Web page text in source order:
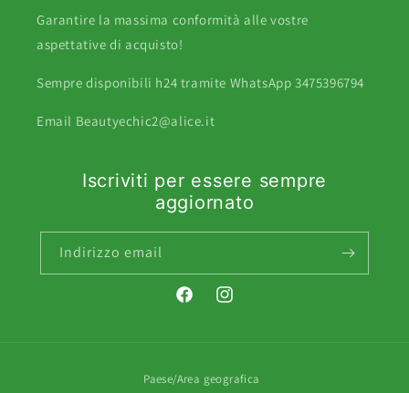
Garantire la massima conformità alle vostre
aspettative di acquisto!
Sempre disponibili h24 tramite WhatsApp 3475396794
Email Beautyechic2@alice.it
Iscriviti per essere sempre
aggiornato
Indirizzo email
FacebookInstagram
Paese/Area geografica